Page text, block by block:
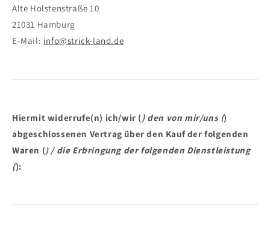
Alte Holstenstraße 10
21031 Hamburg
E-Mail: info@strick-land.de
Hiermit widerrufe(n) ich/wir () den von mir/uns ()
abgeschlossenen Vertrag über den Kauf der folgenden
Waren () / die Erbringung der folgenden Dienstleistung
():